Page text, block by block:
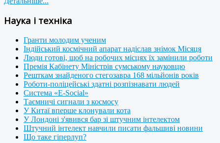
Наука і техніка
Гранти молодим ученим
Індійський космічний апарат надіслав знімок Місяця
Люди готові, щоб на робочих місцях їх замінили роботи
Премія Кабінету Міністрів сумському науковцю
Решткам знайденого стегозавра 168 мільйонів років
Роботи-поліцейські здатні розпізнавати людей
Система «E-Social»
Таємничі сигнали з космосу
У Китаї вперше клонували кота
У Лондоні з'явився бар зі штучним інтелектом
Штучний інтелект навчили писати фальшиві новини
Що таке гіперлуп?